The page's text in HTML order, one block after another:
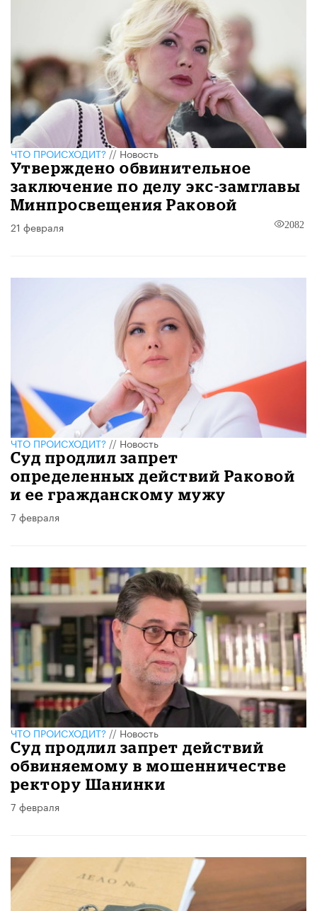
ЧТО ПРОИСХОДИТ?//Новость
Утверждено обвинительное
заключение по делу экс-замглавы
Минпросвещения Раковой
21 февраля 2082
ЧТО ПРОИСХОДИТ? // Новость
Суд продлил запрет
определенных действий Раковой
и ее гражданскому мужу
7 февраля
ЧТО ПРОИСХОДИТ?//Новость
Суд продлил запрет действий
обвиняемому в мошенничестве
ректору Шанинки
7 февраля